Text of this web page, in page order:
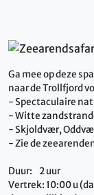
Ga mee op deze
naar de Trollfjord
- Spectaculaire
- Witte
- Skjoldvær,
- Zie de
Duur: 2 uur
Vertrek: 10:00 u